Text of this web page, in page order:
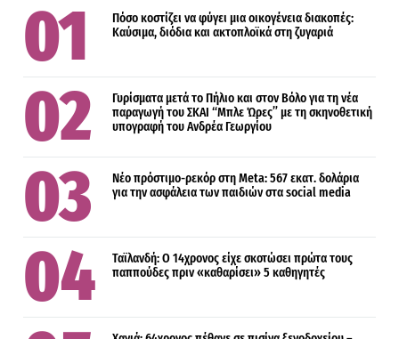
Πόσο κοστίζει να φύγει μια οικογένεια διακοπές:
Καύσιμα, διόδια και ακτοπλοϊκά στη ζυγαριά
Γυρίσματα μετά το Πήλιο και στον Βόλο για τη νέα
παραγωγή του ΣΚΑΙ “Μπλε Ώρες” με τη σκηνοθετική
υπογραφή του Ανδρέα Γεωργίου
Νέο πρόστιμο-ρεκόρ στη Meta: 567 εκατ. δολάρια
για την ασφάλεια των παιδιών στα social media
Ταϊλανδή: Ο 14χρονος είχε σκοτώσει πρώτα τους
παππούδες πριν «καθαρίσει» 5 καθηγητές